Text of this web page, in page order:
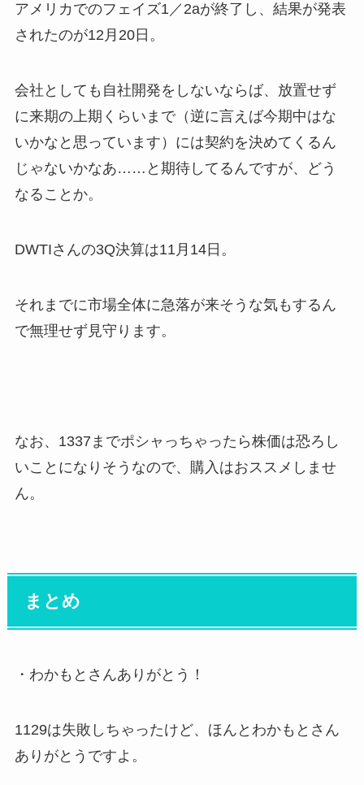
アメリカでのフェイズ1／2aが終了し、結果が発表
されたのが12月20日。
会社としても自社開発をしないならば、放置せず
に来期の上期くらいまで（逆に言えば今期中はな
いかなと思っています）には契約を決めてくるん
じゃないかなあ……と期待してるんですが、どう
なることか。
DWTIさんの3Q決算は11月14日。
それまでに市場全体に急落が来そうな気もするん
で無理せず見守ります。
なお、1337までポシャっちゃったら株価は恐ろし
いことになりそうなので、購入はおススメしませ
ん。
まとめ
・わかもとさんありがとう！
1129は失敗しちゃったけど、ほんとわかもとさん
ありがとうですよ。